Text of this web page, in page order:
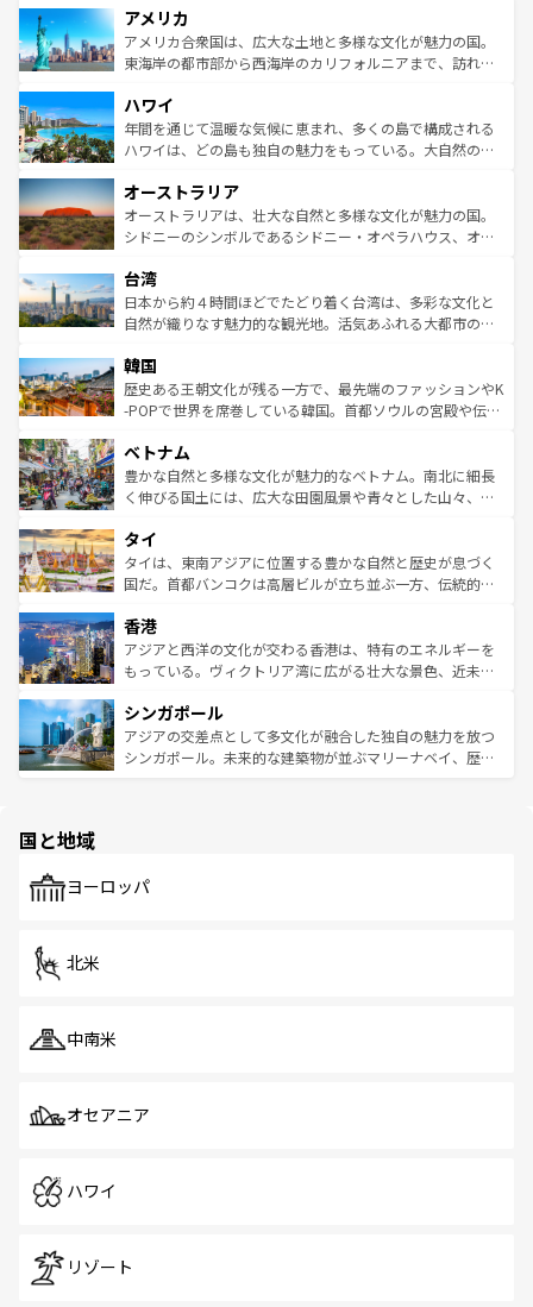
ンツ一覧を参照してほしい。
の建物がそのまま残る町や、スイスならではのユニークな
博物館もあり、アルプス観光だけでなく町歩きも満喫する
ことができる。国民の所得が高いため物価も高いが、旅行
ば市内交通費無料で観光を楽しむこともできる。 なお、新
着のスイス情報はコンテンツ一覧 を参照してほしい。
アメリカ
アメリカ合衆国は、広大な土地と多様な文化が魅力の国。
東海岸の都市部から西海岸のカリフォルニアまで、訪れる
のような巨大都市は、観光、ショッピング、エンターテイ
ンメントが詰まった刺激的なスポットだ。一方、アメリカ
西部には大自然が広がり、グランドキャニオンやイエロー
部のニューオーリンズでは、音楽と美食が融合した独特の
文化が魅力。旅行者はアメリカの各地域で異なる魅力を楽
しみながら、その多様性と豊かな歴史を感じることができ
ならではの贅沢な旅のスタイルだ。 なお、新着のアメリカ
情報はコンテンツ一覧を参照してほしい。
ハワイ
年間を通じて温暖な気候に恵まれ、多くの島で構成される
ハワイは、どの島も独自の魅力をもっている。大自然の神
ワイ島は見逃せない。また、定番の観光地といえばオアフ
島だが、静かな自然を求めるならマウイ島やカウアイ島が
おすすめ。エメラルドグリーンに輝く海をはじめ、豊かな
れるおもてなしの心で訪れる人々を迎えてくれるハワイの
人々、おいしいローカルフードやハワイアンミュージッ
ク、伝統的なフラダンスなど、すべてがハワイの魅力を彩
ワイを、存分に味わってほしい。 なお、新着のハワイ情報
はコンテンツ一覧を参照してほしい。
オーストラリア
オーストラリアは、壮大な自然と多様な文化が魅力の国。
シドニーのシンボルであるシドニー・オペラハウス、オー
リアリーフや大陸中央部にそびえるウルル（エアーズロッ
ク）、タスマニアの美しい原生林やケアンズの熱帯雨林な
ど、見どころがたくさん。また、カフェやワイン、オージ
いる。アクティビティも充実しており、サーフィンやダイ
ビング、ハイキングなど、アウトドア好きにはたまらな
い。オーストラリアの多彩な魅力を存分に味わいつくそ
参照してほしい。
台湾
日本から約４時間ほどでたどり着く台湾は、多彩な文化と
自然が織りなす魅力的な観光地。活気あふれる大都市の台
ン）、静ひつな山岳地帯である台湾東部など、都市の喧騒
と山間の静けさが共存しており、訪れる人に新しい発見と
驚きをもたらしてくれる。また、奥深い台湾の食文化も魅
容にもいいと評判のスイーツなど、バラエティ豊かな料理
が味わえる。 なお、新着の台湾情報は コンテンツ一覧を参
照してほしい。
韓国
歴史ある王朝文化が残る一方で、最先端のファッションやK
-POPで世界を席巻している韓国。首都ソウルの宮殿や伝統
き、地方に足を延ばせば四季折々の自然美を楽しむことが
できる。そして、キムチや焼肉、絶品のストリートフード
まで、さまざまな韓国料理が待っている。夜には、韓国な
リティに包まれながら、韓国の多彩な魅力を心ゆくまで味
わってみてほしい。 なお、新着の韓国情報はコンテンツ一
覧を参照してほしい。
ベトナム
豊かな自然と多様な文化が魅力的なベトナム。南北に細長
く伸びる国土には、広大な田園風景や青々とした山々、世
急速な発展と共に伝統が息づく。ハノイの古い町並みやホ
ーチミン市のフランス統治時代の建物も、独特の雰囲気を
醸し出している。また、バラエティの豊かさとおいしさで
とつ。フォーやバインミー、ベトナムコーヒーなどは、ぜ
ひ現地で味わいたい。どの地域を訪れてもあたたかい人々
が旅行者を迎えてくれるので、きっと忘れられない旅にな
参照してほしい。
タイ
タイは、東南アジアに位置する豊かな自然と歴史が息づく
国だ。首都バンコクは高層ビルが立ち並ぶ一方、伝統的な
の活気が交差している。北部ではチェンマイなどの山岳地
帯で自然と触れ合い、南部ではプーケットやクラビの美し
いビーチでリゾート気分を楽しむことができる。タイ料理
激する。気候は一年中温暖で、どの季節にも異なる楽しみ
が待っている。親しみやすいタイの人々、仏教を中心とし
た文化、そして多様な観光資源が、訪れる旅人を魅了し続
香港
アジアと西洋の文化が交わる香港は、特有のエネルギーを
もっている。ヴィクトリア湾に広がる壮大な景色、近未来
み、どこを訪れても感動するはず。観光スポットが密集し
ており、効率よく見どころを回れるのも魅力。息をのむよ
うな絶景から文化的な体験まで、香港を存分に楽しみ尽く
シンガポール
アジアの交差点として多文化が融合した独自の魅力を放つ
シンガポール。未来的な建築物が並ぶマリーナベイ、歴史
で、ホーカーズは地元の風情を楽しめる外せないスポット
国と地域
ヨーロッパ
北米
中南米
オセアニア
ハワイ
リゾート